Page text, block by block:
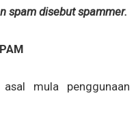
spam disebut spammer.
mula penggunaan